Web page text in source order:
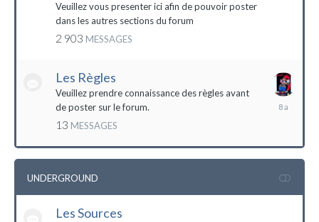
Veuillez vous presenter ici afin de pouvoir poster
dans les autres sections du forum
2 903 MESSAGES
Les Règles
Veuillez prendre connaissance des règles avant
de poster sur le forum.
13 MESSAGES
UNDERGROUND
Les Sources